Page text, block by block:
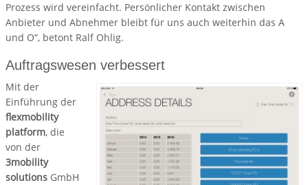
Prozess wird vereinfacht. Persönlicher Kontakt zwischen
Anbieter und Abnehmer bleibt für uns auch weiterhin das A
und O“, betont Ralf Ohlig.
Auftragswesen verbessert
Mit der
Einführung der
flexmobility
platform, die
von der
3mobility
solutions GmbH